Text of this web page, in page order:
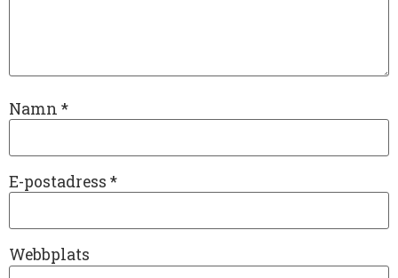
Namn *
E-postadress *
Webbplats